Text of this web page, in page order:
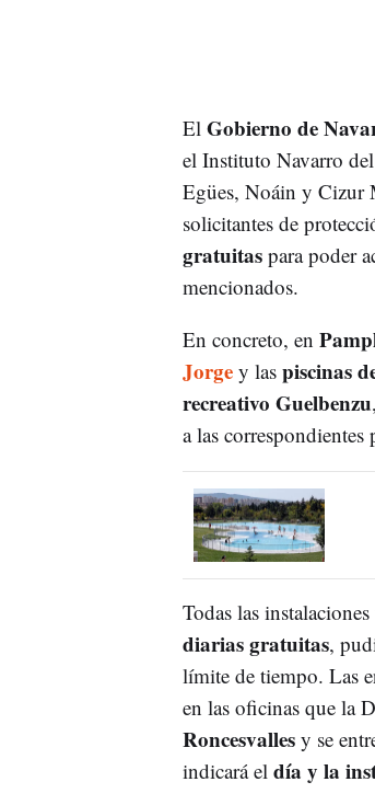
El Gobierno de
el Instituto Navarro
Egües, Noáin y Cizur
solicitantes de
gratuitaspara poder
mencionados.
En concreto, en
Jorgey laspiscinas
recreativo Guelbenzu
a las
Todas las
diarias gratuitas,
límite de tiempo. Las
en las oficinas que la
Roncesvallesy se
indicará el día y la